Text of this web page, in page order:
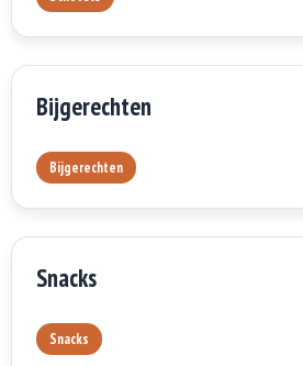
Bijgerechten
Bijgerechten
Snacks
Snacks